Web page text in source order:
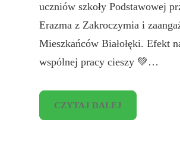
uczniów szkoły Podstawowej
Erazma z Zakroczymia i
Mieszkańców Białołęki. Efekt
wspólnej pracy cieszy 💚…
CZYTAJ DALEJ